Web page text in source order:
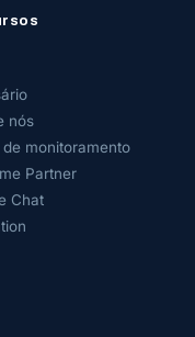
nós
de monitoramento
Partner
Chat